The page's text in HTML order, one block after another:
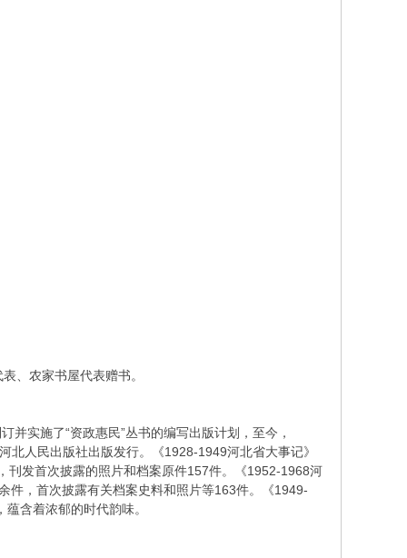
、农家书屋代表赠书。
实施了“资政惠民”丛书的编写出版计划，至今，
人民出版社出版发行。《1928-1949河北省大事记》
刊发首次披露的照片和档案原件157件。《1952-1968河
件，首次披露有关档案史料和照片等163件。《1949-
含着浓郁的时代韵味。